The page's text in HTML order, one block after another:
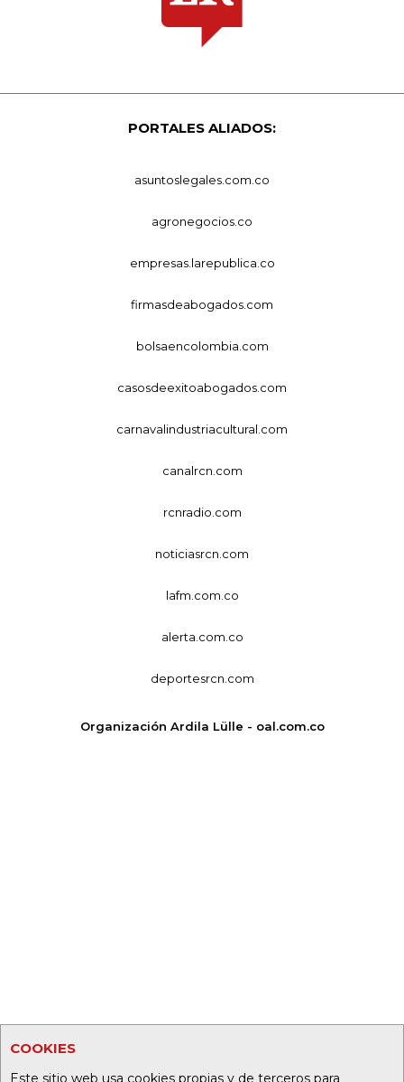
COOKIES
Este sitio web usa cookies propias y de terceros para
PORTALES ALIADOS:
asuntoslegales.com.co
agronegocios.co
empresas.larepublica.co
firmasdeabogados.com
bolsaencolombia.com
casosdeexitoabogados.com
carnavalindustriacultural.com
canalrcn.com
rcnradio.com
noticiasrcn.com
lafm.com.co
alerta.com.co
deportesrcn.com
Organización Ardila Lülle - oal.com.co